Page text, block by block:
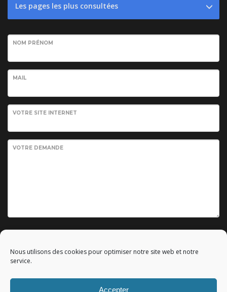
Nous utilisons des cookies pour optimiser notre site web et notre
service.
Accepter
Les pages les plus consultées
NOM PRÉNOM
MAIL
VOTRE SITE INTERNET
VOTRE DEMANDE